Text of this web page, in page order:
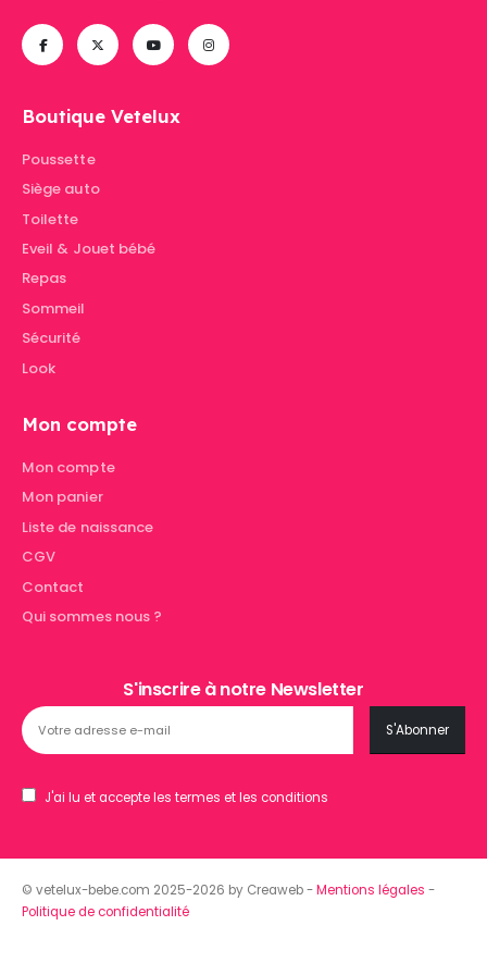
Boutique Vetelux
Poussette
Siège auto
Toilette
Eveil & Jouet bébé
Repas
Sommeil
Sécurité
Look
Mon compte
Mon compte
Mon panier
Liste de naissance
CGV
Contact
Qui sommes nous ?
S'inscrire à notre Newsletter
J'ai lu et accepte les termes et les conditions
© vetelux-bebe.com 2025-2026 by Creaweb -Mentions légales -
Politique de confidentialité